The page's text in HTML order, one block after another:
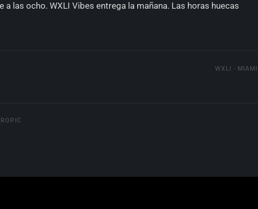
a las ocho. WXLI Vibes entrega la mañana. Las horas huecas
WXLI · MIAMI